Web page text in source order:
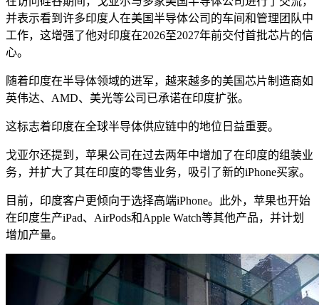
并表示看到许多印度人在美国半导体公司的车间和管理团队中
工作，这增强了他对印度在2026至2027年前交付首批芯片的信
心。
随着印度在半导体领域的进军，越来越多的美国芯片制造商如
英伟达、AMD、美光等公司已承诺在印度扩张。
这标志着印度在全球半导体供应链中的地位日益重要。
戈亚尔还提到，苹果公司在过去两年中增加了在印度的组装业
务，并扩大了其在印度的零售业务，吸引了新的iPhone买家。
目前，印度客户更倾向于选择高端iPhone。此外，苹果也开始
在印度生产iPad、AirPods和Apple Watch等其他产品，并计划
增加产量。